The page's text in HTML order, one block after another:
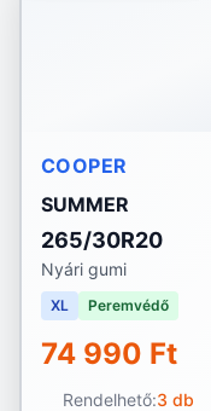
COOPER
SUMMER
265/30R20
Nyári gumi
XL Peremvédő
74 990 Ft
Rendelhető:3 db